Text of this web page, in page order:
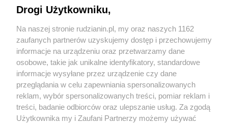
Wydawca mediów lokalnych
Nie zapomnij
zapoznać się z:
polityką prywatności regulamin korzystania z portali
Twojemiasto Skontaktuj sięz nami
Drogi Użytkowniku,
Na naszej stronie rudzianin.pl, my oraz naszych 1162
zaufanych partnerów uzyskujemy dostęp i przechowujemy
informacje na urządzeniu oraz przetwarzamy dane
osobowe, takie jak unikalne identyfikatory, standardowe
informacje wysyłane przez urządzenie czy dane
przeglądania w celu zapewniania spersonalizowanych
reklam, wybór spersonalizowanych treści, pomiar reklam i
treści, badanie odbiorców oraz ulepszanie usług. Za zgodą
Użytkownika my i Zaufani Partnerzy możemy używać